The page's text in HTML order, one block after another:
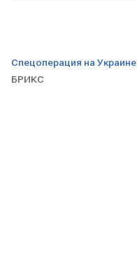
Спецоперация на Украине
БРИКС